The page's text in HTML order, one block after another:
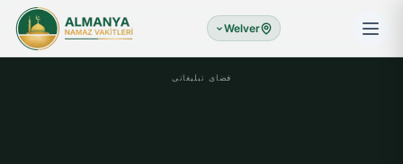
Welver
فضای تبلیغاتی